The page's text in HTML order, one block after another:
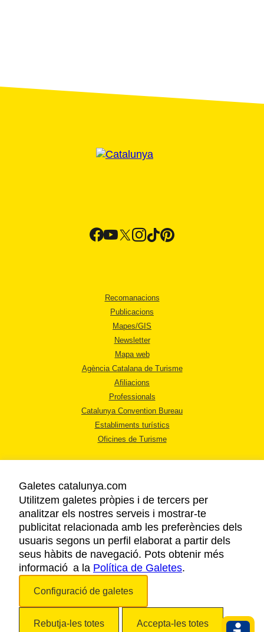
Recomanacions
Publicacions
Mapes/GIS
Newsletter
Mapa web
Agència Catalana de Turisme
Afiliacions
Professionals
Catalunya Convention Bureau
Establiments turístics
Oficines de Turisme
AVÍS LEGAL
POLÍTICA DE PRIVACITAT
COOKIES
ACCESSIBILITAT
Galetes catalunya.com
Utilitzem galetes pròpies i de tercers per
analitzar els nostres serveis i mostrar-te
publicitat relacionada amb les preferències dels
usuaris segons un perfil elaborat a partir dels
seus hàbits de navegació. Pots obtenir més
informació a la Política de Galetes.
Configuració de galetes
Rebutja-les totes Accepta-les totes